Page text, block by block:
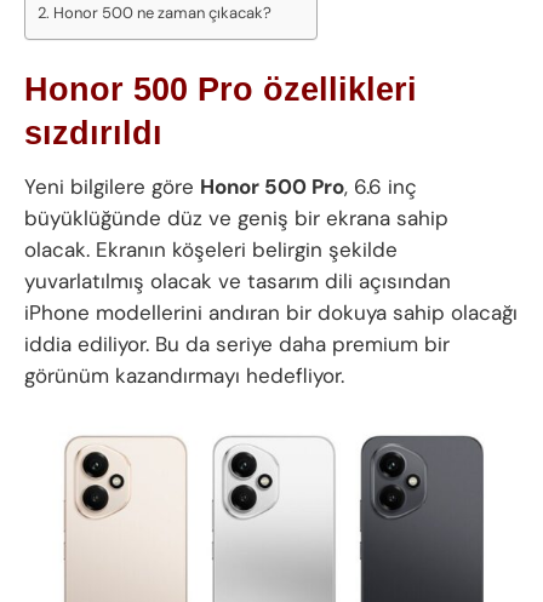
Honor 500 ne zaman çıkacak?
Honor 500 Pro özellikleri
sızdırıldı
Yeni bilgilere göre Honor 500 Pro, 6.6 inç
büyüklüğünde düz ve geniş bir ekrana sahip
olacak. Ekranın köşeleri belirgin şekilde
yuvarlatılmış olacak ve tasarım dili açısından
iPhone modellerini andıran bir dokuya sahip olacağı
iddia ediliyor. Bu da seriye daha premium bir
görünüm kazandırmayı hedefliyor.